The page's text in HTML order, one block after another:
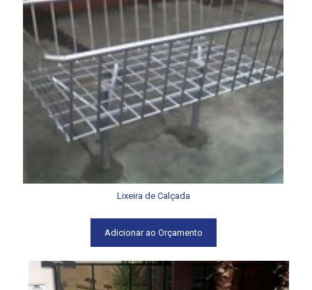
Lixeira de Calçada
Adicionar ao Orçamento